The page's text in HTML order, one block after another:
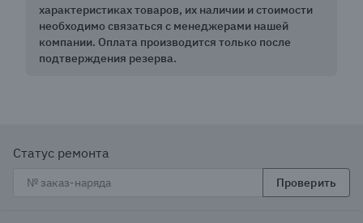
характеристиках товаров, их наличии и стоимости
необходимо связаться с менеджерами нашей
компании. Оплата производится только после
подтверждения резерва.
Статус ремонта
Проверить